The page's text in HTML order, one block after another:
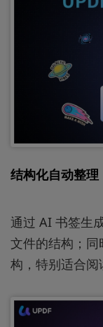
结构化自动整理
通过 AI 书签生
文件的结构；
构，特别适合阅